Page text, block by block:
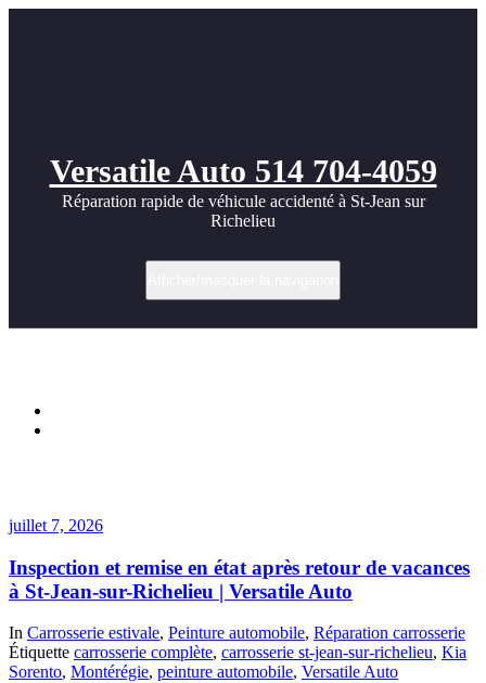
Versatile Auto 514 704-4059
Réparation rapide de véhicule accidenté à St-Jean sur
Richelieu
juillet 7, 2026
Inspection et remise en état après retour de vacances
à St-Jean-sur-Richelieu | Versatile Auto
In Carrosserie estivale, Peinture automobile, Réparation carrosserie
Étiquette carrosserie complète, carrosserie st-jean-sur-richelieu, Kia
Sorento, Montérégie, peinture automobile, Versatile Auto